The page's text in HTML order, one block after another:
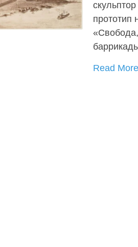
прототип
Read